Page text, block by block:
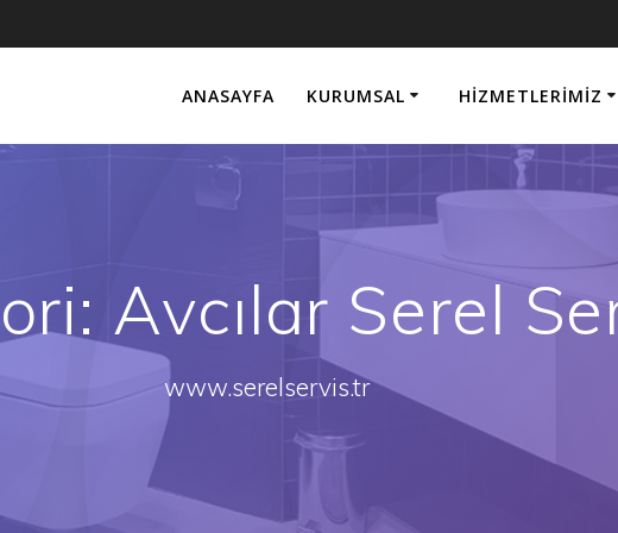
ANASAYFA KURUMSAL HIZMETLERIMIZ
Avcılar Serel
www.serelservis.tr